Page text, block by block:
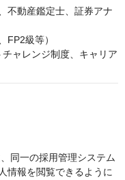
不動産鑑定士、証券アナ
FP2級等）
ャレンジ制度、キャリア
同一の採用管理システム
情報を閲覧できるように